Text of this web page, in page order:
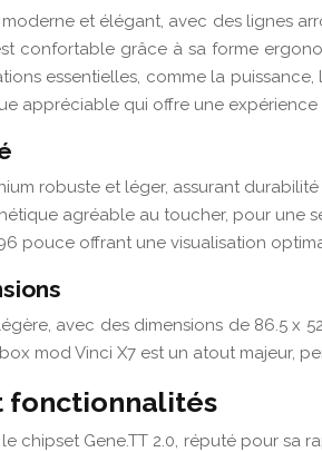
et élégant, avec des lignes
confortable grâce à sa forme
essentielles, comme la
appréciable qui offre une
robuste et léger, assurant
agréable au toucher, pour une
pouce offrant une visualisation
avec des dimensions de 86.5 x
mod Vinci X7 est un atout
fonctionnalités
chipset Gene.TT 2.0, réputé pour